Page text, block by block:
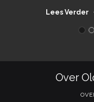
Lees Verder
Over